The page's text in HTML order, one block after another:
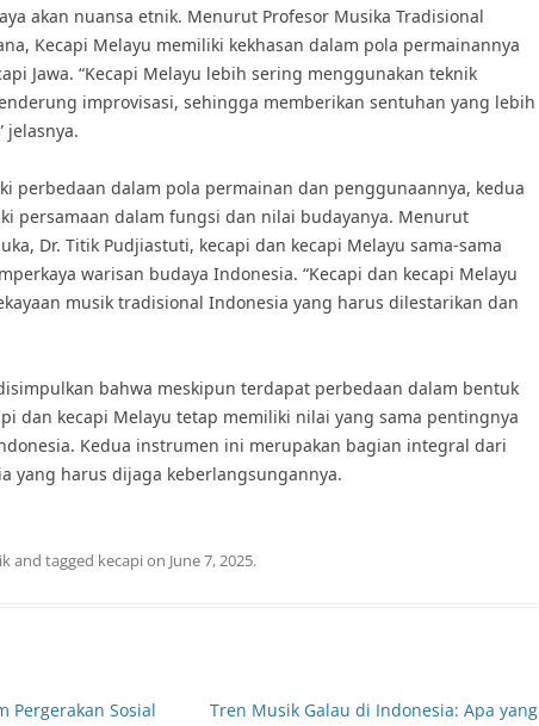
akan nuansa etnik. Menurut Profesor Musika Tradisional
Kecapi Melayu memiliki kekhasan dalam pola permainannya
Jawa. “Kecapi Melayu lebih sering menggunakan teknik
improvisasi, sehingga memberikan sentuhan yang lebih
jelasnya.
perbedaan dalam pola permainan dan penggunaannya, kedua
persamaan dalam fungsi dan nilai budayanya. Menurut
Dr. Titik Pudjiastuti, kecapi dan kecapi Melayu sama-sama
warisan budaya Indonesia. “Kecapi dan kecapi Melayu
musik tradisional Indonesia yang harus dilestarikan dan
bahwa meskipun terdapat perbedaan dalam bentuk
dan kecapi Melayu tetap memiliki nilai yang sama pentingnya
Kedua instrumen ini merupakan bagian integral dari
yang harus dijaga keberlangsungannya.
and tagged kecapion June 7, 2025.
Pergerakan Sosial
Tren Musik Galau di Indonesia: Apa yang